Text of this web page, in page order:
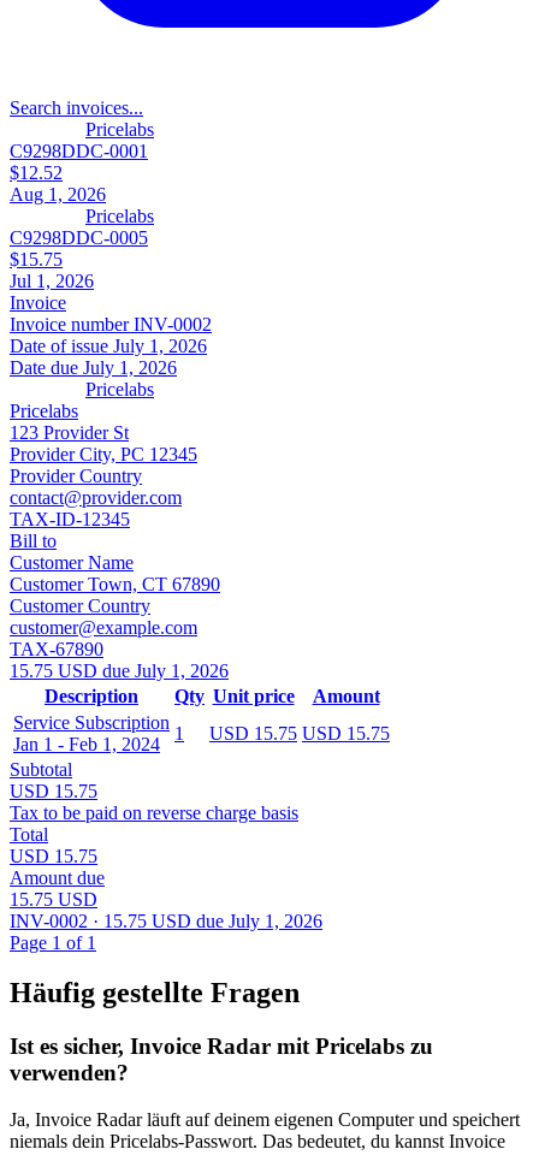
Search invoices...
Pricelabs
C9298DDC-0001
$12.52
Aug 1, 2026
Pricelabs
C9298DDC-0005
$15.75
Jul 1, 2026
Invoice
Invoice numberINV-0002
Date of issue July 1, 2026
Date due July 1, 2026
Pricelabs
Pricelabs
123 Provider St
Provider City, PC 12345
Provider Country
contact@provider.com
TAX-ID-12345
Bill to
Customer Name
Customer Town, CT 67890
Customer Country
customer@example.com
TAX-67890
15.75 USD due July 1, 2026
Description
Qty Unit price
Amount
Service Subscription
Jan 1 - Feb 1, 2024
1 USD 15.75 USD 15.75
Subtotal
USD 15.75
Tax to be paid on reverse charge basis
Total
USD 15.75
Amount due
15.75 USD
INV-0002 · 15.75 USD due July 1, 2026
Page 1 of 1
Häufig gestellte Fragen
Ist es sicher, Invoice Radar mit Pricelabs zu
verwenden?
Ja, Invoice Radar läuft auf deinem eigenen Computer und speichert
niemals dein Pricelabs-Passwort. Das bedeutet, du kannst Invoice